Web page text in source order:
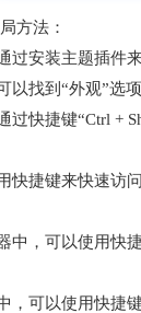
方法：
安装主题插件
找到“外观”选
过快捷键“Ctrl +
捷键来快速访
中，可以使用快
可以使用快捷